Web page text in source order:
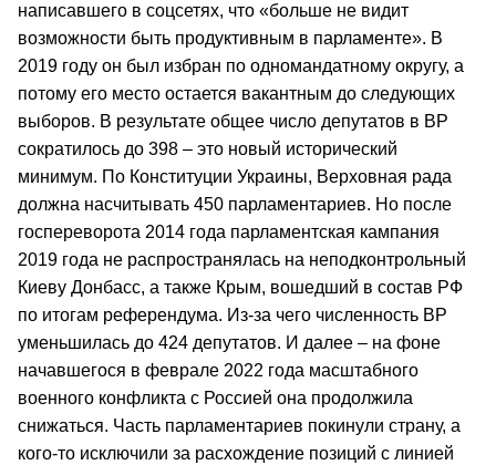
написавшего в соцсетях, что «больше не видит
возможности быть продуктивным в парламенте». В
2019 году он был избран по одномандатному округу, а
потому его место остается вакантным до следующих
выборов. В результате общее число депутатов в ВР
сократилось до 398 – это новый исторический
минимум. По Конституции Украины, Верховная рада
должна насчитывать 450 парламентариев. Но после
госпереворота 2014 года парламентская кампания
2019 года не распространялась на неподконтрольный
Киеву Донбасс, а также Крым, вошедший в состав РФ
по итогам референдума. Из-за чего численность ВР
уменьшилась до 424 депутатов. И далее – на фоне
начавшегося в феврале 2022 года масштабного
военного конфликта с Россией она продолжила
снижаться. Часть парламентариев покинули страну, а
кого-то исключили за расхождение позиций с линией